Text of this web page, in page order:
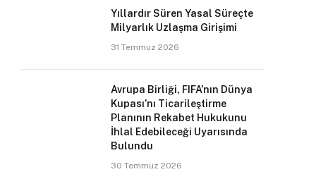
Yıllardır Süren Yasal Süreçte
Milyarlık Uzlaşma Girişimi
31 Temmuz 2026
Avrupa Birliği, FIFA’nın Dünya
Kupası’nı Ticarileştirme
Planının Rekabet Hukukunu
İhlal Edebileceği Uyarısında
Bulundu
30 Temmuz 2026